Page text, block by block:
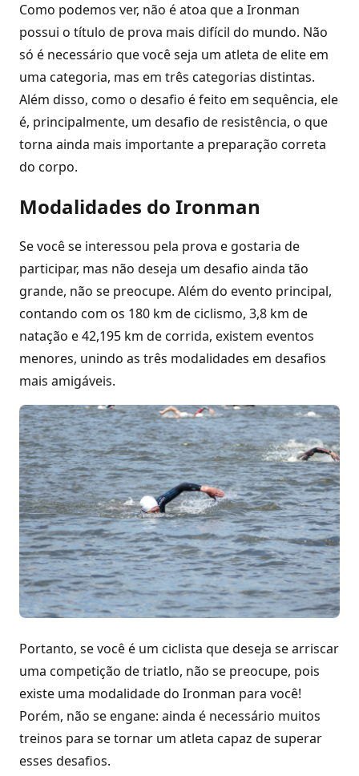
Como podemos ver, não é atoa que a Ironman
possui o título de prova mais difícil do mundo. Não
só é necessário que você seja um atleta de elite em
uma categoria, mas em três categorias distintas.
Além disso, como o desafio é feito em sequência, ele
é, principalmente, um desafio de resistência, o que
torna ainda mais importante a preparação correta
do corpo.
Modalidades do Ironman
Se você se interessou pela prova e gostaria de
participar, mas não deseja um desafio ainda tão
grande, não se preocupe. Além do evento principal,
contando com os 180 km de ciclismo, 3,8 km de
natação e 42,195 km de corrida, existem eventos
menores, unindo as três modalidades em desafios
mais amigáveis.
Portanto, se você é um ciclista que deseja se arriscar
uma competição de triatlo, não se preocupe, pois
existe uma modalidade do Ironman para você!
Porém, não se engane: ainda é necessário muitos
treinos para se tornar um atleta capaz de superar
esses desafios.